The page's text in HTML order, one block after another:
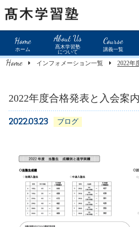
Home
ホーム
About Us
髙木学習塾
について
Course
講義一覧
北野田教室：072-234-0589
Home インフォメーション一覧 2022年
2022年度合格発表と入会案内
2022.03.23 ブログ